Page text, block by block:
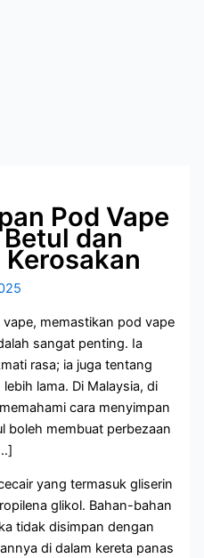
Pod Vape
dan
memastikan pod vape
sangat penting. Ia
rasa; ia juga tentang
lama. Di Malaysia, di
cara menyimpan
boleh membuat perbezaan
yang termasuk gliserin
glikol. Bahan-bahan
tidak disimpan dengan
di dalam kereta panas